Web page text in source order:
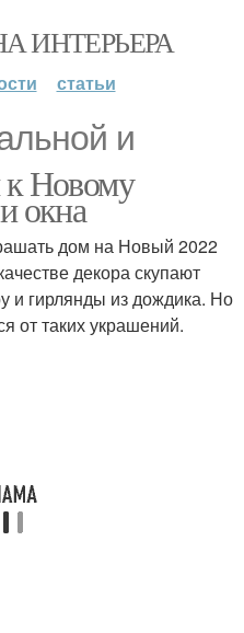
ИНТЕРЬЕРА
статьи
и
к Новому
окна
дом на Новый 2022
декора скупают
гирлянды из дождика. Но
от таких украшений.